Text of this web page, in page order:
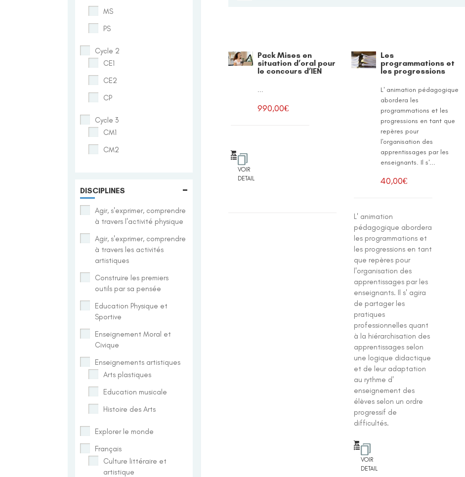
Pack Mises en
situation d’oral pour
le concours d’IEN
...
990,00€
VOIR
DETAIL
Les
programmations et
les progressions
L' animation pédagogique
abordera les
programmations et les
progressions en tant que
repères pour
l'organisation des
apprentissages par les
enseignants. Il s'...
40,00€
L' animation
pédagogique abordera
les programmations et
les progressions en tant
que repères pour
l'organisation des
apprentissages par les
enseignants. Il s' agira
de partager les
pratiques
professionnelles quant
à la hiérarchisation des
apprentissages selon
une logique didactique
et de leur adaptation
au rythme d'
enseignement des
élèves selon un ordre
progressif de
difficultés.
VOIR
DETAIL
MS
PS
Cycle 2
CE1
CE2
CP
Cycle 3
CM1
CM2
DISCIPLINES -
Agir, s'exprimer, comprendre
à travers l'activité physique
Agir, s'exprimer, comprendre
à travers les activités
artistiques
Construire les premiers
outils par sa pensée
Education Physique et
Sportive
Enseignement Moral et
Civique
Enseignements artistiques
Arts plastiques
Education musicale
Histoire des Arts
Explorer le monde
Français
Culture littéraire et
artistique